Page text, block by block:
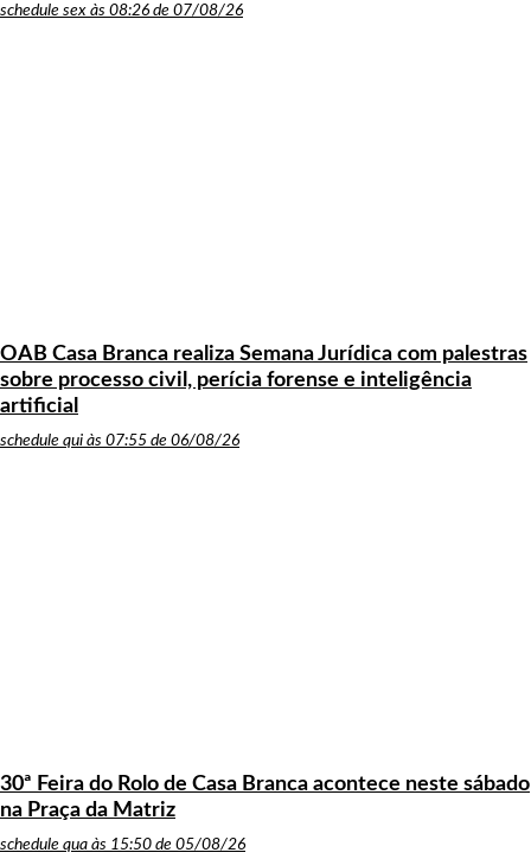
schedule sex às 08:26 de 07/08/26
OAB Casa Branca realiza Semana Jurídica com palestras
sobre processo civil, perícia forense e inteligência
artificial
schedule qui às 07:55 de 06/08/26
30ª Feira do Rolo de Casa Branca acontece neste sábado
na Praça da Matriz
schedule qua às 15:50 de 05/08/26